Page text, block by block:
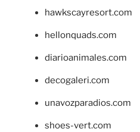
hawkscayresort.com
hellonquads.com
diarioanimales.com
decogaleri.com
unavozparadios.com
shoes-vert.com